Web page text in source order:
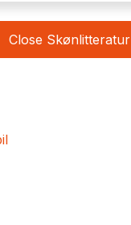
Close Skønlitteratur